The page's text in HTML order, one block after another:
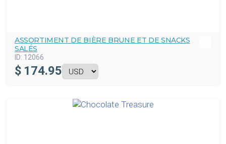
ASSORTIMENT DE BIÈRE BRUNE ET DE SNACKS
SALÉS
ID: 12066
$ 174.95